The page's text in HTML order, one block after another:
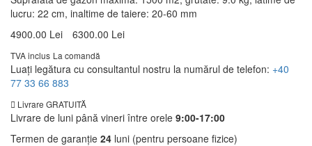
lucru: 22 cm, inaltime de taiere: 20-60 mm
4900.00 Lei
6300.00 Lei
TVA inclus La comandă
Luați legătura cu consultantul nostru la numărul de telefon: +40
77 33 66 883
Livrare GRATUITĂ
Livrare de luni până vineri între orele 9:00-17:00
Termen de garanție 24 luni (pentru persoane fizice)